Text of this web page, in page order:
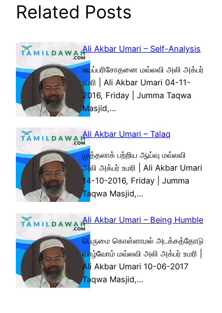
Related Posts
Ali Akbar Umari – Self-Analysis
சுயப்பரிசோதனை மவ்லவி அலி அக்பர்
உமரி | Ali Akbar Umari 04-11-
2016, Friday | Jumma Taqwa
Masjid,…
Ali Akbar Umari – Talaq
முத்தலாக் பற்றிய ஆய்வு மவ்லவி
அலி அக்பர் உமரி | Ali Akbar Umari
14-10-2016, Friday | Jumma
Taqwa Masjid,…
Ali Akbar Umari – Being Humble
பெருமை கொள்ளாமல் அடக்கத்தோடு
வாழ்வோம் மவ்லவி அலி அக்பர் உமரி |
Ali Akbar Umari 10-06-2017
Taqwa Masjid,…